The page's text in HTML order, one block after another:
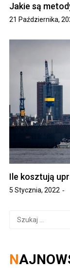
Jakie są
21 Października,
Ile kosztują
5 Stycznia, 2022
Szukaj: